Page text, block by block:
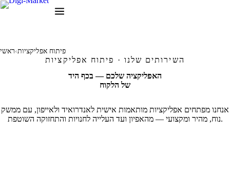
ראשי‹פיתוח אפליקציות
השירותים שלנו · פיתוח אפליקציות
האפליקציה שלכם — בכף היד
של הלקוח
אנחנו מפתחים אפליקציות מותאמות אישית לאנדרואיד ולאייפון, עם ממשק
נוח, מהיר ומקצועי — מהאפיון ועד העלייה לחנויות והתחזוקה השוטפת.